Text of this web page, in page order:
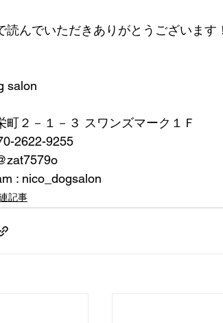
読んでいただきありがとうございます！
salon
町２－１－３ スワンズマーク１Ｆ
2622-9255
: nico_dogsalon
記事